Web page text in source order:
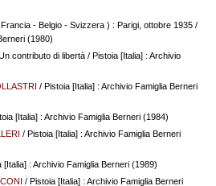
- Belgio - Svizzera ) : Parigi, ottobre 1935/
(1980)
contributo di libertà/ Pistoia [Italia] : Archivio
/ Pistoia [Italia] : Archivio Famiglia Berneri
[Italia] : Archivio Famiglia Berneri (1984)
/ Pistoia [Italia] : Archivio Famiglia Berneri
[Italia] : Archivio Famiglia Berneri (1989)
/ Pistoia [Italia] : Archivio Famiglia Berneri